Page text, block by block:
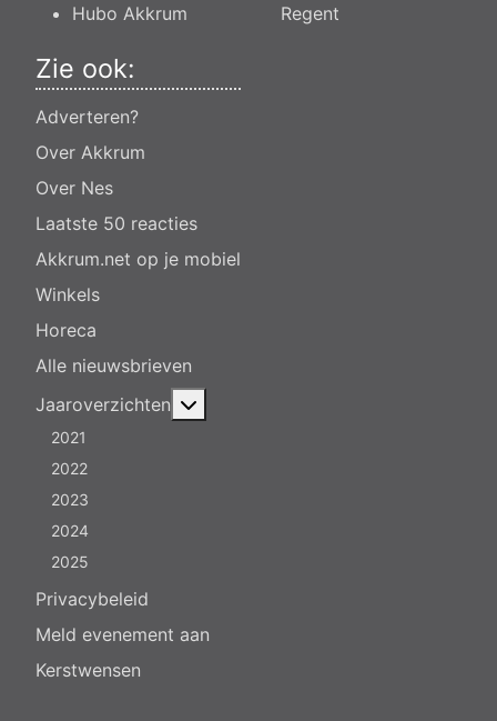
Hubo Akkrum
Regent
Zie ook:
Adverteren?
Over Akkrum
Over Nes
Laatste 50 reacties
Akkrum.net op je mobiel
Winkels
Horeca
Alle nieuwsbrieven
Jaaroverzichten
2021
2022
2023
2024
2025
Privacybeleid
Meld evenement aan
Kerstwensen